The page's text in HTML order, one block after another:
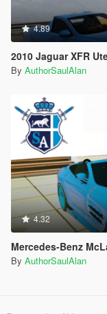
4.89
2010 Jaguar XFR Ute
By AuthorSaulAlan
4.32
Mercedes-Benz McLaren
By AuthorSaulAlan